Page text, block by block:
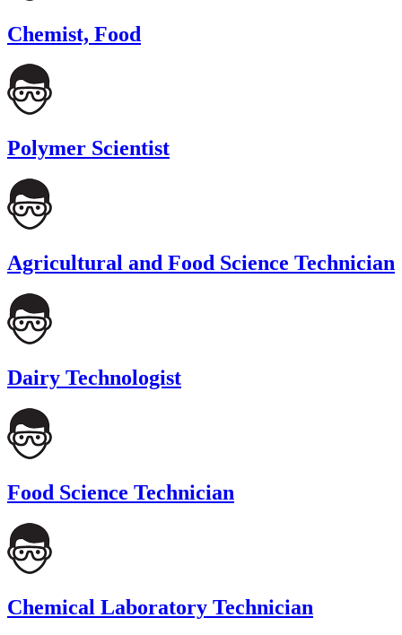
Chemist, Food
Polymer Scientist
Agricultural and Food Science Technician
Dairy Technologist
Food Science Technician
Chemical Laboratory Technician